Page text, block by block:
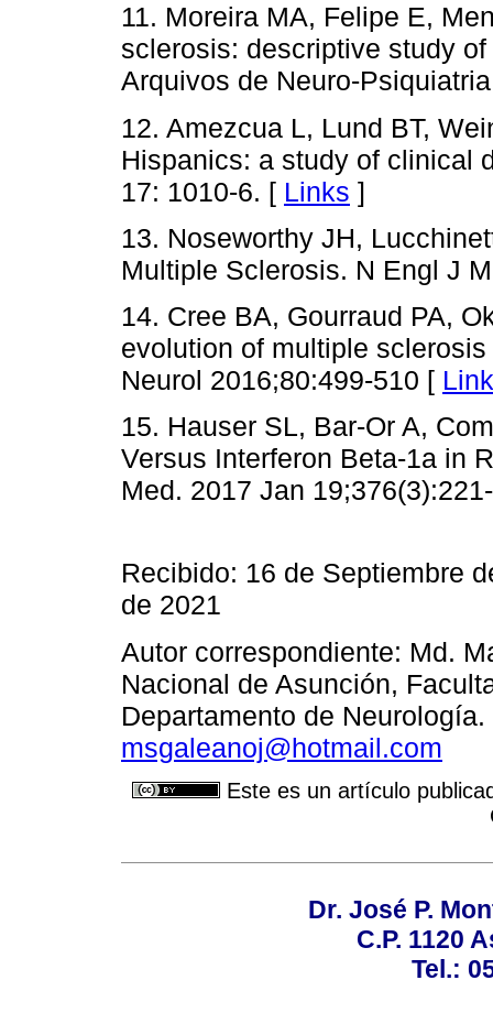
11. Moreira MA, Felipe E,
sclerosis: descriptive study
Arquivos de Neuro-
12. Amezcua L, Lund BT,
Hispanics: a study of clinical
17: 1010-6. [ Links ]
13. Noseworthy JH,
Multiple Sclerosis. N Engl J
14. Cree BA, Gourraud PA,
evolution of multiple
Neurol 2016;80:499-510 [
15. Hauser SL, Bar-Or A,
Versus Interferon Beta-1a in
Med. 2017 Jan
Recibido: 16 de Septiembre
de 2021
Autor correspondiente: Md.
Nacional de Asunción,
Departamento de
msgaleanoj@hotmail.com
Este es un artículo
Dr. José P.
C.P. 1120
Tel.: